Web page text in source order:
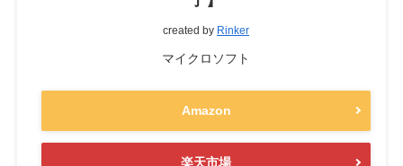
created by Rinker
マイクロソフト
Amazon
楽天市場